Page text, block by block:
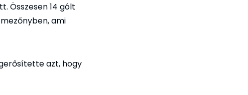
Összesen 14 gólt
ami
azt, hogy